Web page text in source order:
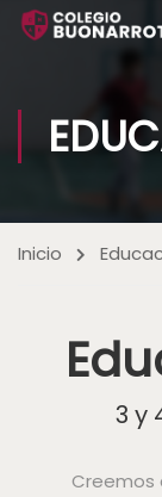
Inicio
3 y
Creemos